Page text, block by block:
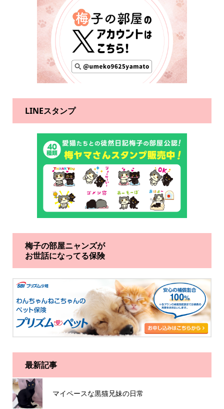
LINEスタンプ
梅子の部屋ニャンズが
お世話になってる保険
最新記事
マイペースな黒猫兄妹の日常